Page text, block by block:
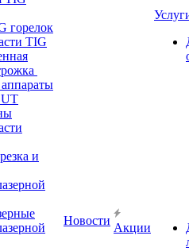
горелок
TIG
и
Новости
Акции